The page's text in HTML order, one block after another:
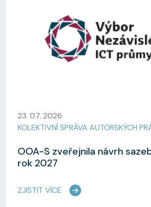
23. 07. 2026
KOLEKTIVNÍ SPRÁVA AUTORSKÝCH
OOA-S zveřejnila návrh
rok 2027
ZJISTIT VÍCE